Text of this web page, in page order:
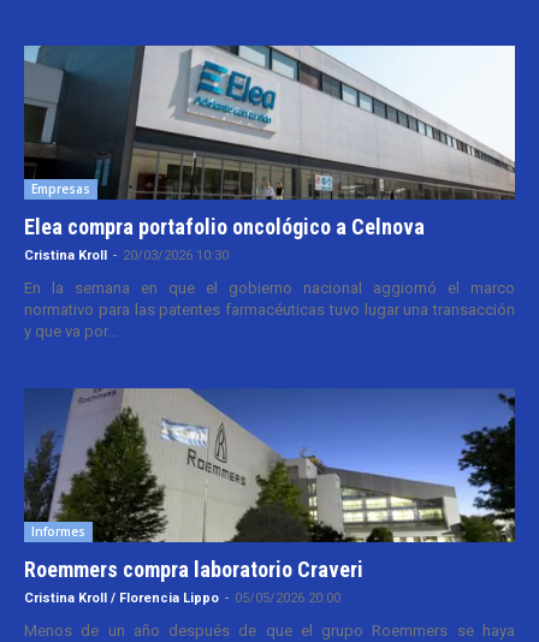
Empresas
Elea compra portafolio oncológico a Celnova
Cristina Kroll - 20/03/2026 10:30
En la semana en que el gobierno nacional aggiornó el marco
normativo para las patentes farmacéuticas tuvo lugar una transacción
y que va por...
Informes
Roemmers compra laboratorio Craveri
Cristina Kroll / Florencia Lippo - 05/05/2026 20:00
Menos de un año después de que el grupo Roemmers se haya